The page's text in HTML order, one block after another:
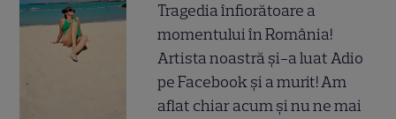
Tragedia înfiorătoare a
momentului în România!
Artista noastră și-a luat Adio
pe Facebook și a murit! Am
aflat chiar acum și nu ne mai